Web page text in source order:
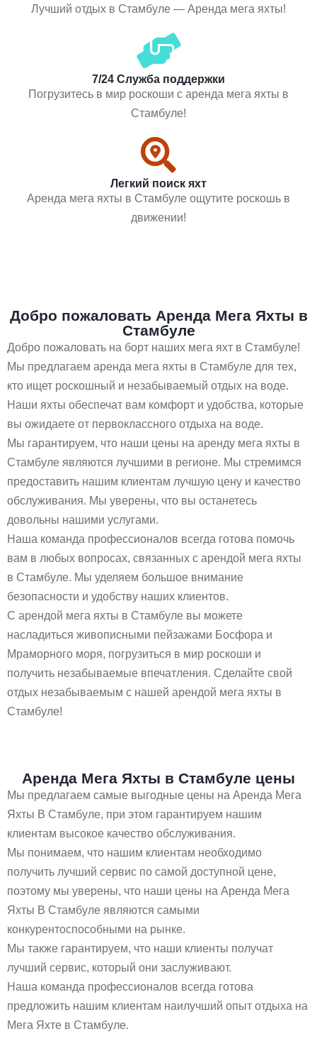
Лучший отдых в Стамбуле — Аренда мега яхты!
7/24 Служба поддержки
Погрузитесь в мир роскоши с аренда мега яхты в
Стамбуле!
Легкий поиск яхт
Аренда мега яхты в Стамбуле ощутите роскошь в
движении!
Добро пожаловать Аренда Мега Яхты в
Стамбуле
Добро пожаловать на борт наших мега яхт в Стамбуле!
Мы предлагаем аренда мега яхты в Стамбуле для тех,
кто ищет роскошный и незабываемый отдых на воде.
Наши яхты обеспечат вам комфорт и удобства, которые
вы ожидаете от первоклассного отдыха на воде.
Мы гарантируем, что наши цены на аренду мега яхты в
Стамбуле являются лучшими в регионе. Мы стремимся
предоставить нашим клиентам лучшую цену и качество
обслуживания. Мы уверены, что вы останетесь
довольны нашими услугами.
Наша команда профессионалов всегда готова помочь
вам в любых вопросах, связанных с арендой мега яхты
в Стамбуле. Мы уделяем большое внимание
безопасности и удобству наших клиентов.
С арендой мега яхты в Стамбуле вы можете
насладиться живописными пейзажами Босфора и
Мраморного моря, погрузиться в мир роскоши и
получить незабываемые впечатления. Сделайте свой
отдых незабываемым с нашей арендой мега яхты в
Стамбуле!
Аренда Мега Яхты в Стамбуле цены
Мы предлагаем самые выгодные цены на Аренда Мега
Яхты В Стамбуле, при этом гарантируем нашим
клиентам высокое качество обслуживания.
Мы понимаем, что нашим клиентам необходимо
получить лучший сервис по самой доступной цене,
поэтому мы уверены, что наши цены на Аренда Мега
Яхты В Стамбуле являются самыми
конкурентоспособными на рынке.
Мы также гарантируем, что наши клиенты получат
лучший сервис, который они заслуживают.
Наша команда профессионалов всегда готова
предложить нашим клиентам наилучший опыт отдыха на
Мега Яхте в Стамбуле.